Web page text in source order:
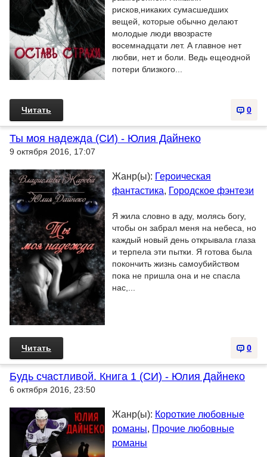
рисков,никаких сумасшедших
вещей, которые обычно делают
молодые люди ввозрасте
восемнадцати лет. А главное нет
любви, нет и боли. Ведь ещеодной
потери близкого...
0
Читать
Ты моя надежда (СИ) - Юлия Дайнеко
9 октября 2016, 17:07
Жанр(ы): Героическая
фантастика, Городское фэнтези
Я жила словно в аду, молясь богу,
чтобы он забрал меня на небеса, но
каждый новый день открывала глаза
и терпела эти пытки. Я готова была
покончить жизнь самоубийством
пока не пришла она и не спасла
нас,...
0
Читать
Будь счастливой. Книга 1 (СИ) - Юлия Дайнеко
6 октября 2016, 23:50
Жанр(ы): Короткие любовные
романы, Прочие любовные
романы